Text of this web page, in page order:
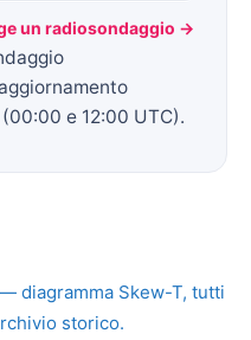
un radiosondaggio →
e 12:00 UTC).
— diagramma Skew-T, tutti
storico.